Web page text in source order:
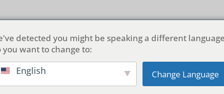
detected you might be speaking a different
you want to change to:
English Change Language